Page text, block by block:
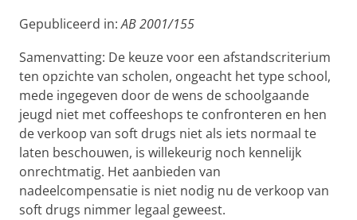
Gepubliceerd in:AB 2001/155
Samenvatting: De keuze voor een afstandscriterium
ten opzichte van scholen, ongeacht het type school,
mede ingegeven door de wens de schoolgaande
jeugd niet met coffeeshops te confronteren en hen
de verkoop van soft drugs niet als iets normaal te
laten beschouwen, is willekeurig noch kennelijk
onrechtmatig. Het aanbieden van
nadeelcompensatie is niet nodig nu de verkoop van
soft drugs nimmer legaal geweest.